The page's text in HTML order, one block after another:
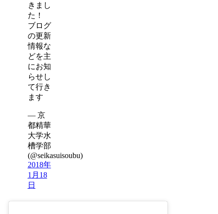
きまし
た！
ブログ
の更新
情報な
どを主
にお知
らせし
て行き
ます
— 京
都精華
大学水
槽学部
(@seikasuisoubu)
2018年
1月18
日